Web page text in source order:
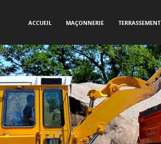
Menu
SKIP TO CONTENT
ACCUEIL MAÇONNERIE TERRASSEMENT